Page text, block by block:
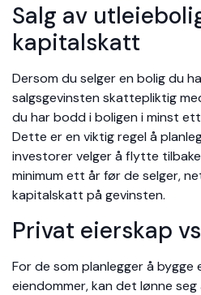
Salg av
kapitalskatt
Dersom du selger en bolig du
salgsgevinsten skattepliktig
du har bodd i boligen i minst
Dette er en viktig regel å
investorer velger å flytte
minimum ett år før de selger,
kapitalskatt på gevinsten.
Privat eierskap
For de som planlegger å
eiendommer, kan det lønne seg